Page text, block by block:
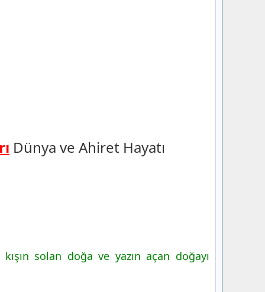
Dünya ve Ahiret Hayatı
solan doğa ve yazın açan doğayı